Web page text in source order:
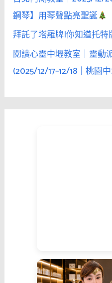
著
時，
就
可
以
識
到
鋼琴】用琴聲點亮聖誕
拜託了塔羅牌|你知道托
閱讀心靈中壢教室｜靈動
(2025/12/17–12/18｜桃園